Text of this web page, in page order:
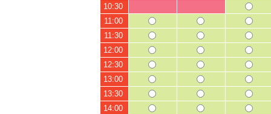
10:30
11:00
11:30
12:00
12:30
13:00
13:30
14:00